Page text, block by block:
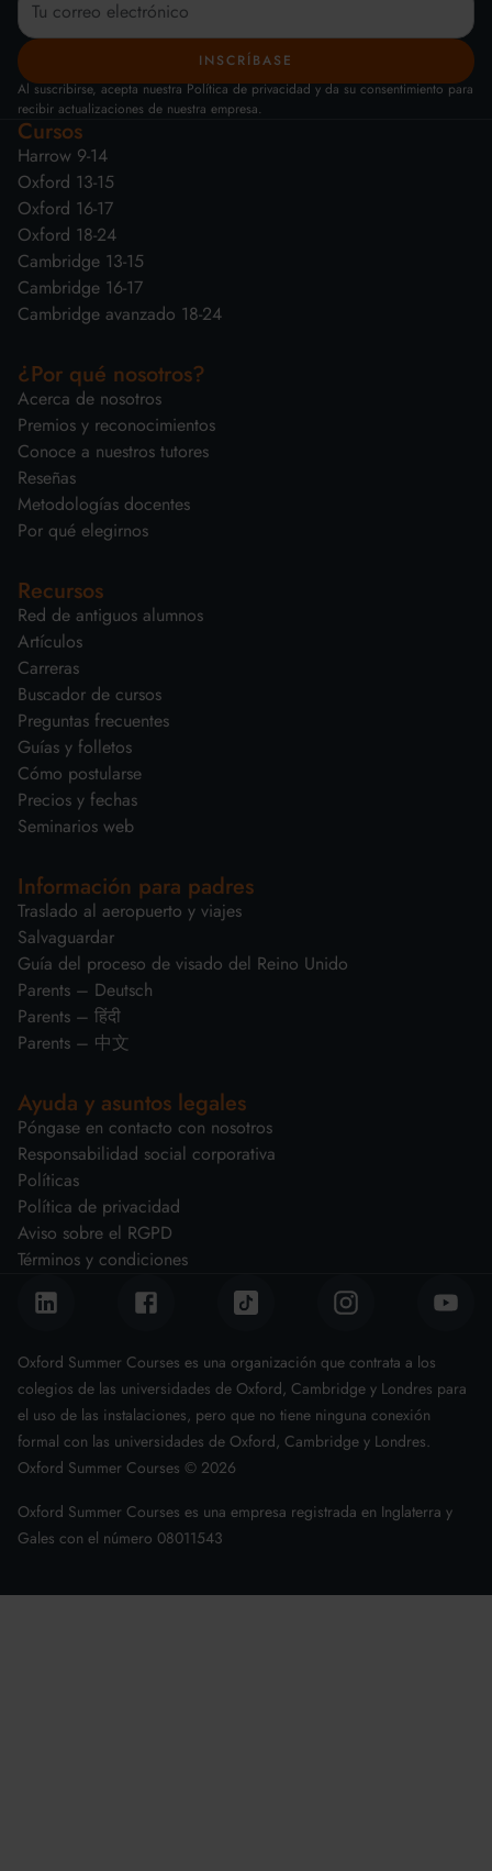
Al suscribirse, acepta nuestra Política de privacidad y da su consentimiento para
recibir actualizaciones de nuestra empresa.
Cursos
Harrow 9-14
Oxford 13-15
Oxford 16-17
Oxford 18-24
Cambridge 13-15
Cambridge 16-17
Cambridge avanzado 18-24
¿Por qué nosotros?
Acerca de nosotros
Premios y reconocimientos
Conoce a nuestros tutores
Reseñas
Metodologías docentes
Por qué elegirnos
Recursos
Red de antiguos alumnos
Artículos
Carreras
Buscador de cursos
Preguntas frecuentes
Guías y folletos
Cómo postularse
Precios y fechas
Seminarios web
Información para padres
Traslado al aeropuerto y viajes
Salvaguardar
Guía del proceso de visado del Reino Unido
Parents – Deutsch
Parents – हिंदी
Parents – 中文
Ayuda y asuntos legales
Póngase en contacto con nosotros
Responsabilidad social corporativa
Políticas
Política de privacidad
Aviso sobre el RGPD
Términos y condiciones
Oxford Summer Courses es una organización que contrata a los
colegios de las universidades de Oxford, Cambridge y Londres para
el uso de las instalaciones, pero que no tiene ninguna conexión
formal con las universidades de Oxford, Cambridge y Londres.
Oxford Summer Courses © 2026
Oxford Summer Courses es una empresa registrada en Inglaterra y
Gales con el número 08011543